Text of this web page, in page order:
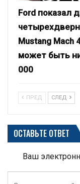
Ford показал
Mustang Mach
может быть
000
ПРЕД СЛЕД
ОСТАВЬТЕ ОТВЕТ
Ваш